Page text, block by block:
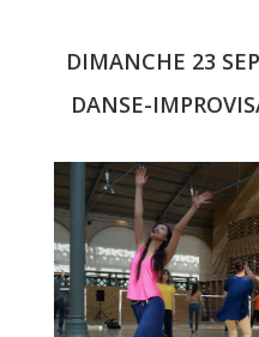
DIMANCHE 23
DANSE-